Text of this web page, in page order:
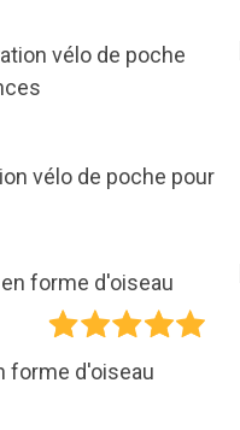
vélo de poche pour
forme d'oiseau